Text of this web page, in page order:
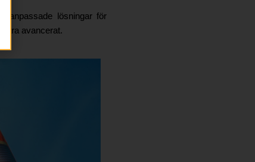
lösningar för
avancerat.